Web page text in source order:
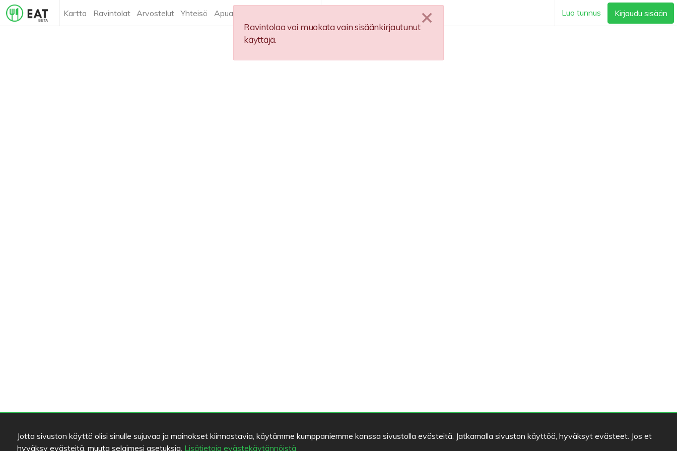
Kartta Ravintolat Arvostelut Yhteisö Apua Luo tunnus Kirjaudu sisään
Ravintolaa voi muokata vain sisäänkirjautunut
käyttäjä.
Jotta sivuston käyttö olisi sinulle sujuvaa ja mainokset kiinnostavia, käytämme kumppaniemme kanssa sivustolla evästeitä. Jatkamalla sivuston käyttöä, hyväksyt evästeet. Jos et
hyväksy evästeitä, muuta selaimesi asetuksia. Lisätietoja evästekäytännöistä